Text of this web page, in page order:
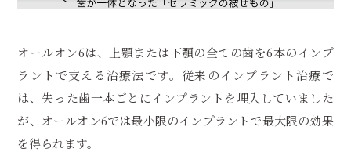
オールオン6は、上顎または下顎の全ての歯を6本のインプ
ラントで支える治療法です。従来のインプラント治療で
は、失った歯一本ごとにインプラントを埋入していました
が、オールオン6では最小限のインプラントで最大限の効果
を得られます。